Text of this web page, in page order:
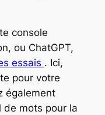
console
ou ChatGPT,
essais . Ici,
pour votre
également
de mots pour la